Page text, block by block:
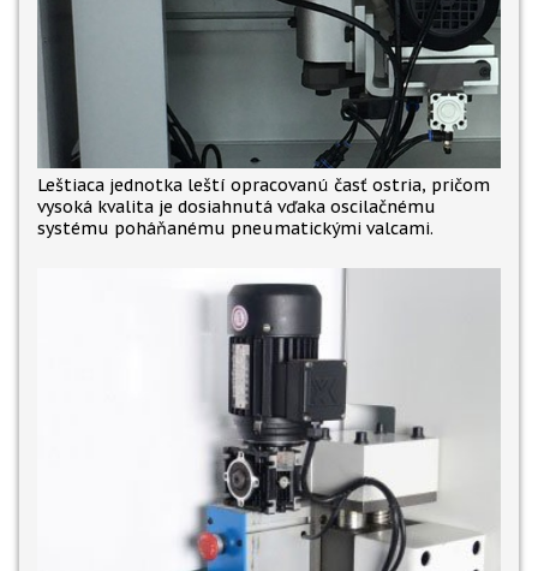
Leštiaca jednotka leští opracovanú časť ostria, pričom
vysoká kvalita je dosiahnutá vďaka oscilačnému
systému poháňanému pneumatickými valcami.